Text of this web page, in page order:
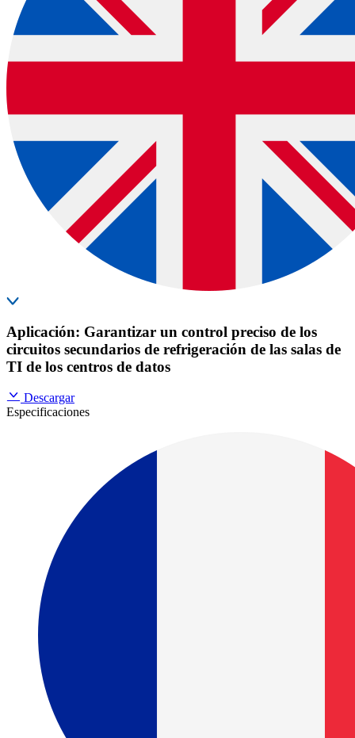
Aplicación: Garantizar un control preciso de los
circuitos secundarios de refrigeración de las salas de
TI de los centros de datos
Descargar
Especificaciones